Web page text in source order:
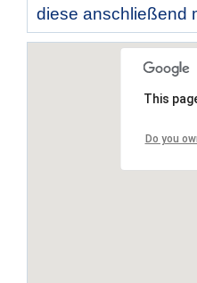
diese anschließend
This
Do you